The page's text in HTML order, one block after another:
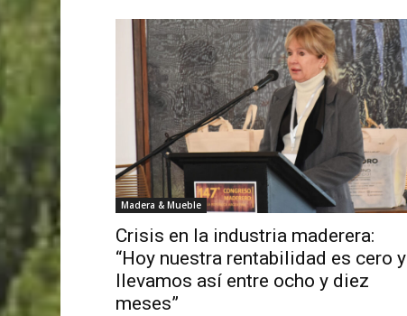
Madera & Mueble
Crisis en la industria maderera:
“Hoy nuestra rentabilidad es cero y
llevamos así entre ocho y diez
meses”